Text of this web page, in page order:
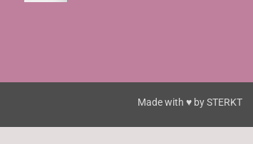
Made with ♥ bySTERKT